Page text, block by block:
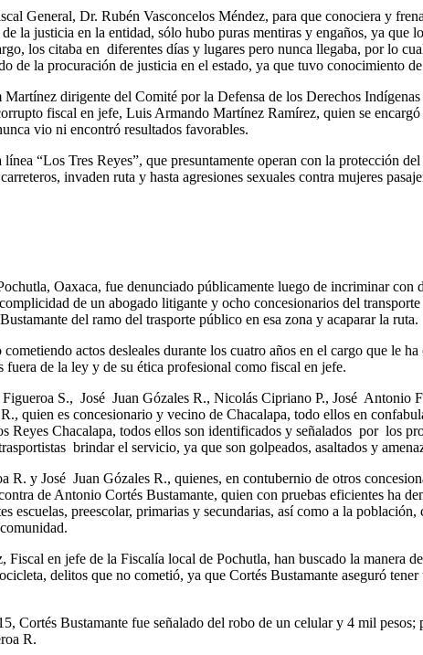
General, Dr. Rubén Vasconcelos Méndez, para que conociera y
la justicia en la entidad, sólo hubo puras mentiras y engaños, ya que
los citaba en diferentes días y lugares pero nunca llegaba, por lo
de la procuración de justicia en el estado, ya que tuvo conocimiento
dirigente del Comité por la Defensa de los Derechos
fiscal en jefe, Luis Armando Martínez Ramírez, quien se
vio ni encontró resultados favorables.
“Los Tres Reyes”, que presuntamente operan con la protección
invaden ruta y hasta agresiones sexuales contra mujeres
Oaxaca, fue denunciado públicamente luego de incriminar con
de un abogado litigante y ocho concesionarios del
del ramo del trasporte público en esa zona y acaparar la ruta.
actos desleales durante los cuatro años en el cargo que le
de la ley y de su ética profesional como fiscal en jefe.
S., José Juan Gózales R., Nicolás Cipriano P., José Antonio
quien es concesionario y vecino de Chacalapa, todo ellos en
Reyes Chacalapa, todos ellos son identificados y señalados por los
brindar el servicio, ya que son golpeados, asaltados y
R. y José Juan Gózales R., quienes, en contubernio de otros
de Antonio Cortés Bustamante, quien con pruebas eficientes ha
escuelas, preescolar, primarias y secundarias, así como a la
en jefe de la Fiscalía local de Pochutla, han buscado la manera
delitos que no cometió, ya que Cortés Bustamante aseguró
Cortés Bustamante fue señalado del robo de un celular y 4 mil
R.